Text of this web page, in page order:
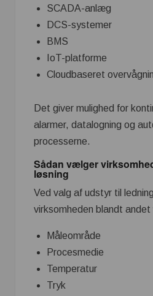
SCADA-anlæg
DCS-systemer
BMS
IoT-platforme
Cloudbaseret
Det giver mulighed for
alarmer, datalogning og
processerne.
Sådan vælger
løsning
Ved valg af udstyr til
virksomheden blandt andet
Måleområde
Procesmedie
Temperatur
Tryk